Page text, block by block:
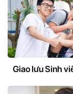
Giao lưu Sinh